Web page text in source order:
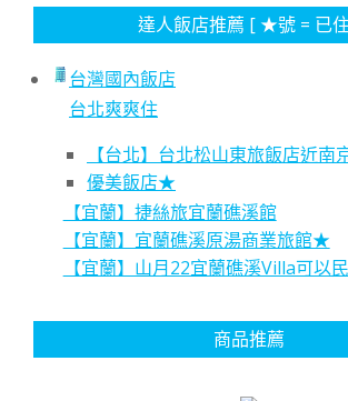
達人飯店推薦 [ ★號 = 已
台灣國內飯店
台北爽爽住
【台北】台北松山東旅飯店近
優美飯店★
【宜蘭】捷絲旅宜蘭礁溪館
【宜蘭】宜蘭礁溪原湯商業旅館★
【宜蘭】山月22宜蘭礁溪Villa可以
商品推薦